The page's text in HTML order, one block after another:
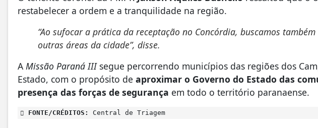
restabelecer a ordem e a tranquilidade na região.
“Ao sufocar a prática da receptação no Concórdia, buscamos
outras áreas da cidade”, disse.
A Missão Paraná IIIsegue percorrendo municípios das regiões dos
Estado, com o propósito de aproximar o Governo do Estado das
presença das forças de segurança em todo o território paranaense.
FONTE/CRÉDITOS: Central de Triagem